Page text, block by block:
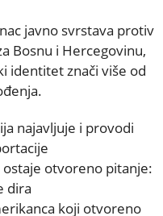
javno svrstava protiv
Bosnu i Hercegovinu,
identitet znači više od
najavljuje i provodi
otvoreno pitanje:
dira
koji otvoreno